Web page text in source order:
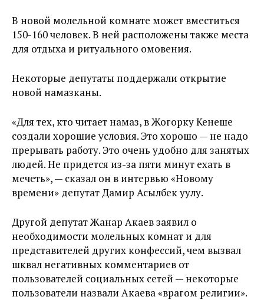
В новой молельной комнате может вместиться
150-160 человек. В ней расположены также места
для отдыха и ритуального омовения.
Некоторые депутаты поддержали открытие
новой намазканы.
«Для тех, кто читает намаз, в Жогорку Кенеше
создали хорошие условия. Это хорошо — не надо
прерывать работу. Это очень удобно для занятых
людей. Не придется из-за пяти минут ехать в
мечеть», — сказал он в интервью «Новому
времени» депутат Дамир Асылбек уулу.
Другой депутат Жанар Акаев заявил о
необходимости молельных комнат и для
представителей других конфессий, чем вызвал
шквал негативных комментариев от
пользователей социальных сетей — некоторые
пользователи назвали Акаева «врагом религии».